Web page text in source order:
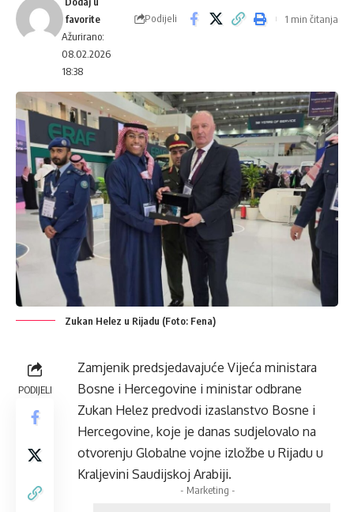
Ažurirano:
08.02.2026
18:38
Podijeli 1 min čitanja
Zukan Helez u Rijadu (Foto: Fena)
PODIJELI
Zamjenik predsjedavajuće Vijeća ministara
Bosne i Hercegovine i ministar odbrane
Zukan Helez predvodi izaslanstvo Bosne i
Hercegovine, koje je danas sudjelovalo na
otvorenju Globalne vojne izložbe u Rijadu u
Kraljevini Saudijskoj Arabiji.
- Marketing -